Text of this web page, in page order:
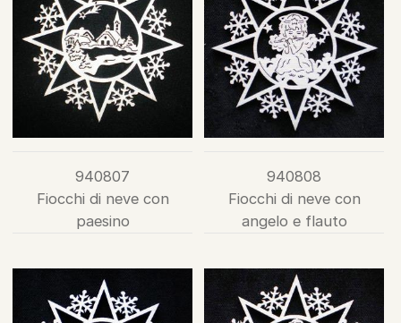
940807
Fiocchi di neve con
paesino
940808
Fiocchi di neve con
angelo e flauto